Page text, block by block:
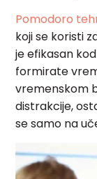
Pomodoro
koji se koristi
je efikasan
formirate
vremenskom
distrakcije,
se samo na